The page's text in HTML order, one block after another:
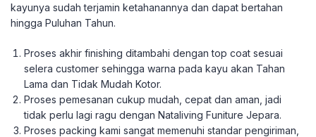
kayunya sudah terjamin ketahanannya dan dapat bertahan
hingga Puluhan Tahun.
Proses akhir finishing ditambahi dengan top coat sesuai
selera customer sehingga warna pada kayu akan Tahan
Lama dan Tidak Mudah Kotor.
Proses pemesanan cukup mudah, cepat dan aman, jadi
tidak perlu lagi ragu dengan Nataliving Funiture Jepara.
Proses packing kami sangat memenuhi standar pengiriman,